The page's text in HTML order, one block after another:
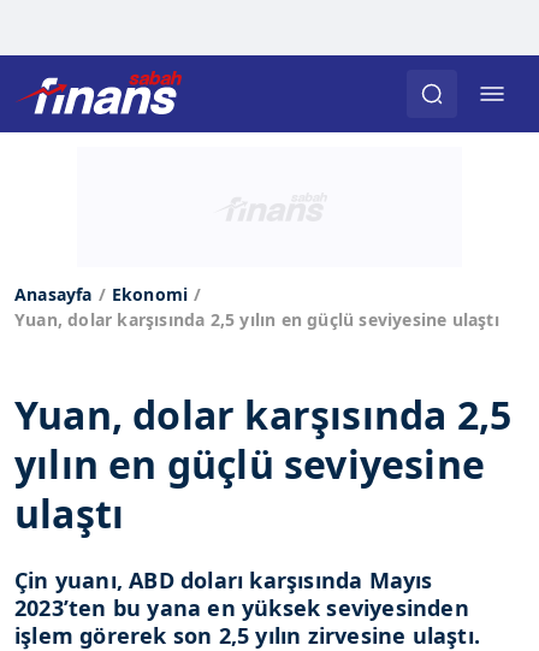
Anasayfa
Ekonomi
Yuan, dolar karşısında 2,5 yılın en güçlü seviyesine ulaştı
Yuan, dolar karşısında 2,5
yılın en güçlü seviyesine
ulaştı
Çin yuanı, ABD doları karşısında Mayıs
2023’ten bu yana en yüksek seviyesinden
işlem görerek son 2,5 yılın zirvesine ulaştı.